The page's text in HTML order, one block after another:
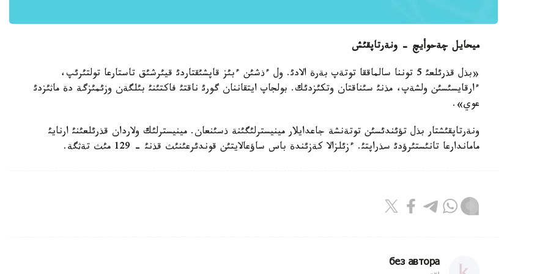
ميحايل چةحوأيچ - ونةرتاپقئش
«بذل قذرئلعئ 5 توننا سالماققا توتةپ بةرة الادئ. ول ءذشئن ءبئز قاپشئقتاردئ قيئرشئق تاستارعا تولتئرئپ،
ءارقايسئسئن ولشةپ، مذنئ سئناقتان وتكئزدئك. بولجاپ ايتقاننان گورئ ناقتئ فاكتئنئ بئلگةن وزئمئزگة دة ماثئزدئ
عوي».
ونةرتاپقئشتار بذل تؤئندئسئن توتةنشة جاعدايلار مينيسترلئگئنة ذسئنعان. مينيسترلئك ولاردان قذرئلعئنئ ارنايئ
ماماندارعا تانئستئرؤدئ سذراپتئ. ءزئلزالا كةزئندة باس ساؤعالايتئن قوندئرعئنئث قذنئ - 129 مئث تةثگة.
без автора